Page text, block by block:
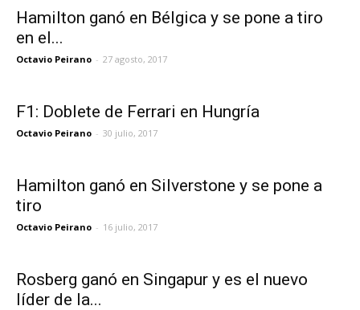
Hamilton ganó en Bélgica y se pone a tiro
en el...
Octavio Peirano - 27 agosto, 2017
F1: Doblete de Ferrari en Hungría
Octavio Peirano - 30 julio, 2017
Hamilton ganó en Silverstone y se pone a
tiro
Octavio Peirano - 16 julio, 2017
Rosberg ganó en Singapur y es el nuevo
líder de la...